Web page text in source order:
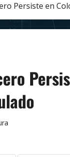
Persiste en